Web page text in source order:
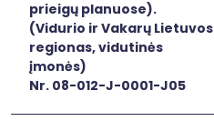
prieigų planuose).
(Vidurio ir Vakarų Lietuvos
regionas, vidutinės
įmonės)
Nr. 08-012-J-0001-J05